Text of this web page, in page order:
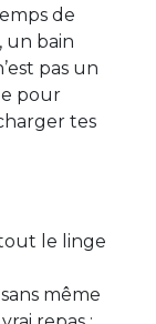
de
un bain
pas un
pour
tes
le linge
même